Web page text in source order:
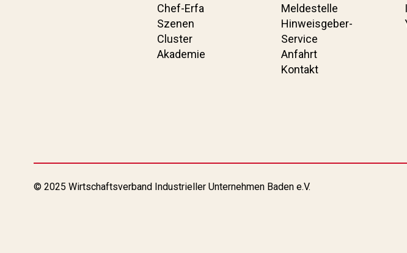
Chef-Erfa
Szenen
Cluster
Akademie
Meldestelle
Hinweisgeber-
Service
Anfahrt
Kontakt
© 2025 Wirtschaftsverband Industrieller Unternehmen Baden e.V.